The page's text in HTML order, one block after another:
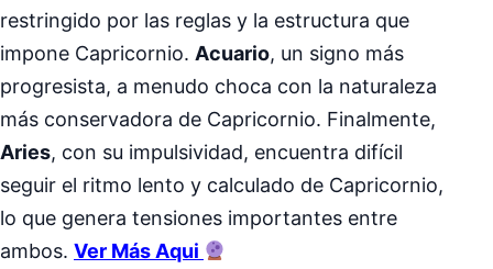
restringido por las reglas y la estructura que
impone Capricornio. Acuario, un signo más
progresista, a menudo choca con la naturaleza
más conservadora de Capricornio. Finalmente,
Aries, con su impulsividad, encuentra difícil
seguir el ritmo lento y calculado de Capricornio,
lo que genera tensiones importantes entre
ambos. Ver Más Aqui